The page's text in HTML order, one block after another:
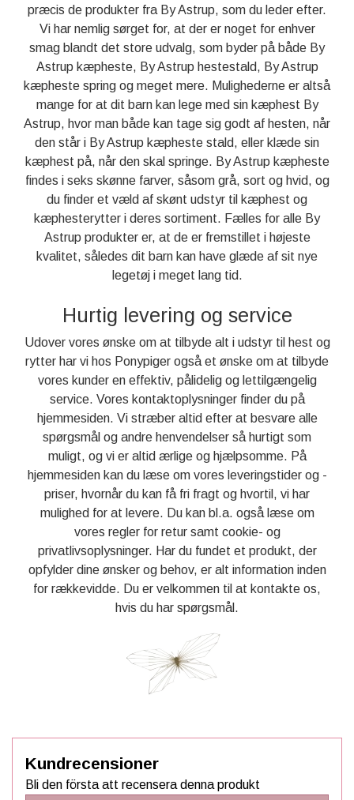
præcis de produkter fra By Astrup, som du leder efter.
Vi har nemlig sørget for, at der er noget for enhver
smag blandt det store udvalg, som byder på både By
Astrup kæpheste, By Astrup hestestald, By Astrup
kæpheste spring og meget mere. Mulighederne er altså
mange for at dit barn kan lege med sin kæphest By
Astrup, hvor man både kan tage sig godt af hesten, når
den står i By Astrup kæpheste stald, eller klæde sin
kæphest på, når den skal springe. By Astrup kæpheste
findes i seks skønne farver, såsom grå, sort og hvid, og
du finder et væld af skønt udstyr til kæphest og
kæphesterytter i deres sortiment. Fælles for alle By
Astrup produkter er, at de er fremstillet i højeste
kvalitet, således dit barn kan have glæde af sit nye
legetøj i meget lang tid.
Hurtig levering og service
Udover vores ønske om at tilbyde alt i udstyr til hest og
rytter har vi hos Ponypiger også et ønske om at tilbyde
vores kunder en effektiv, pålidelig og lettilgængelig
service. Vores kontaktoplysninger finder du på
hjemmesiden. Vi stræber altid efter at besvare alle
spørgsmål og andre henvendelser så hurtigt som
muligt, og vi er altid ærlige og hjælpsomme. På
hjemmesiden kan du læse om vores leveringstider og -
priser, hvornår du kan få fri fragt og hvortil, vi har
mulighed for at levere. Du kan bl.a. også læse om
vores regler for retur samt cookie- og
privatlivsoplysninger. Har du fundet et produkt, der
opfylder dine ønsker og behov, er alt information inden
for rækkevidde. Du er velkommen til at kontakte os,
hvis du har spørgsmål.
Kundrecensioner
Bli den första att recensera denna produkt